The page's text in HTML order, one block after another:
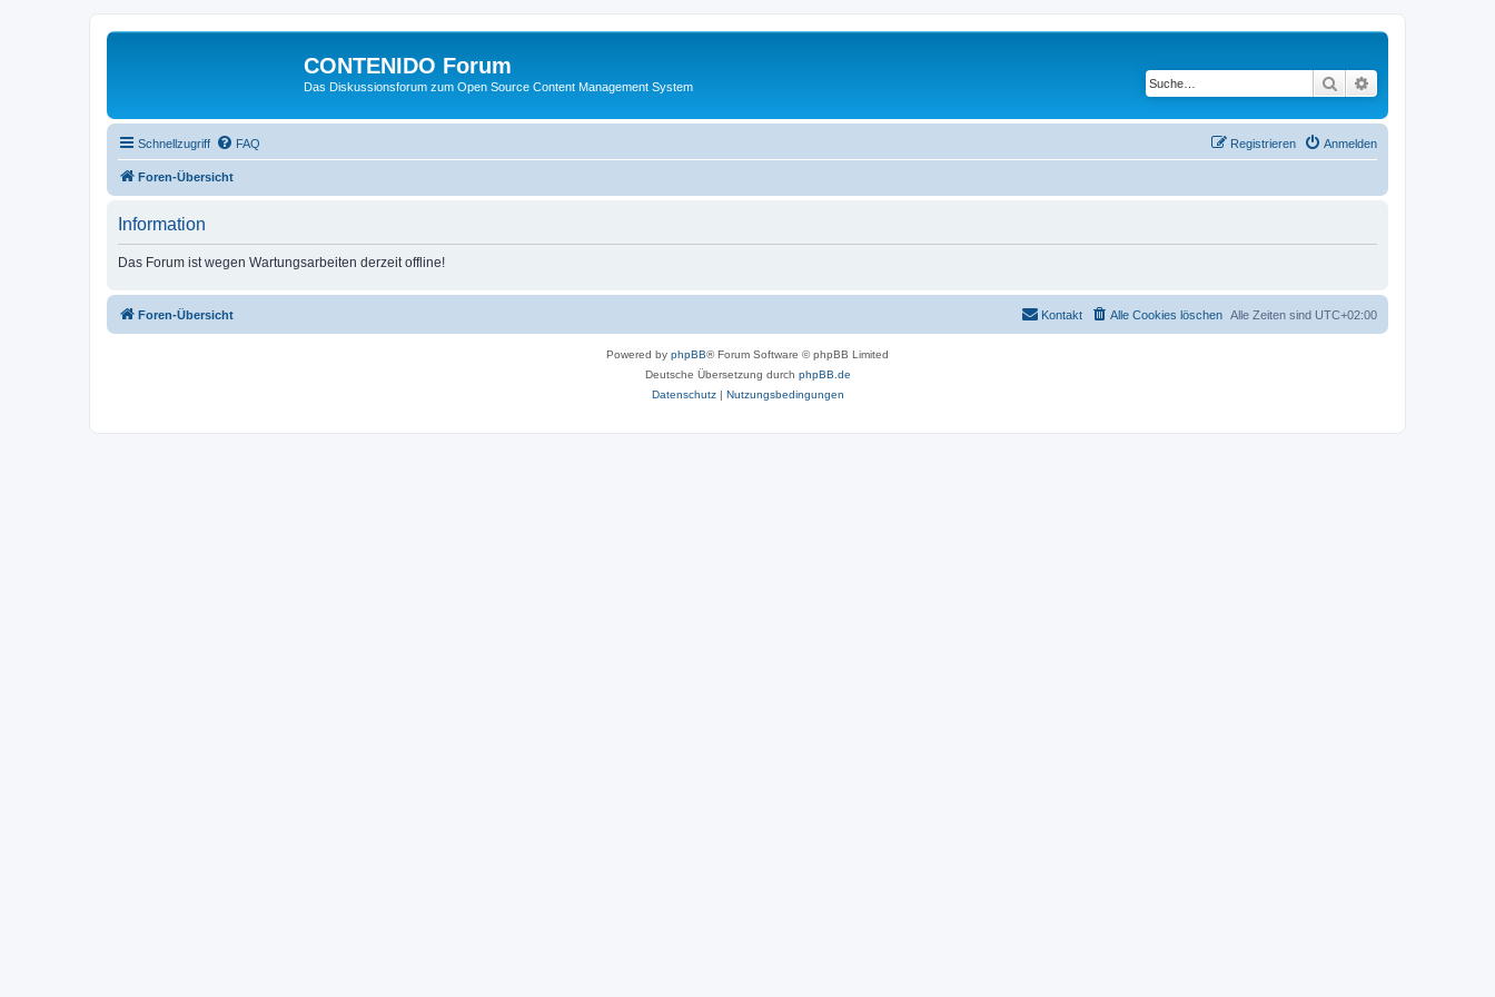
CONTENIDO Forum
Das Diskussionsforum zum Open Source Content Management System Suche
Schnellzugriff FAQ Anmelden
Registrieren
Foren-Übersicht
Information
Das Forum ist wegen Wartungsarbeiten derzeit offline!
Foren-Übersicht Alle Zeiten sind UTC+02:00
Alle Cookies löschen
Kontakt
Powered by phpBB® Forum Software © phpBB Limited
Deutsche Übersetzung durch phpBB.de
Datenschutz| Nutzungsbedingungen